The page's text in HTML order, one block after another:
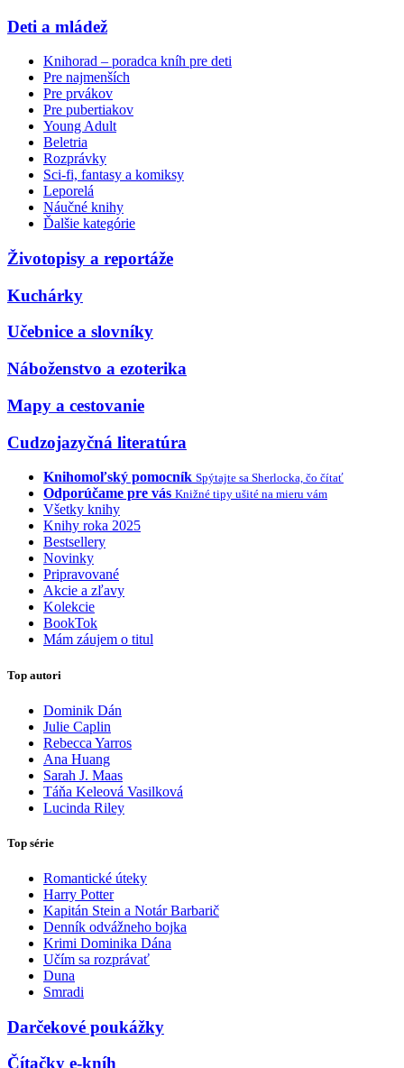
Deti a mládež
Knihorad – poradca kníh pre deti
Pre najmenších
Pre prvákov
Pre pubertiakov
Young Adult
Beletria
Rozprávky
Sci-fi, fantasy a komiksy
Leporelá
Náučné knihy
Ďalšie kategórie
Životopisy a reportáže
Kuchárky
Učebnice a slovníky
Náboženstvo a ezoterika
Mapy a cestovanie
Cudzojazyčná literatúra
Knihomoľský pomocník Spýtajte sa Sherlocka, čo čítať
Odporúčame pre vás Knižné tipy ušité na mieru vám
Všetky knihy
Knihy roka 2025
Bestsellery
Novinky
Pripravované
Akcie a zľavy
Kolekcie
BookTok
Mám záujem o titul
Top autori
Dominik Dán
Julie Caplin
Rebecca Yarros
Ana Huang
Sarah J. Maas
Táňa Keleová Vasilková
Lucinda Riley
Top série
Romantické úteky
Harry Potter
Kapitán Stein a Notár Barbarič
Denník odvážneho bojka
Krimi Dominika Dána
Učím sa rozprávať
Duna
Smradi
Darčekové poukážky
Čítačky e-kníh